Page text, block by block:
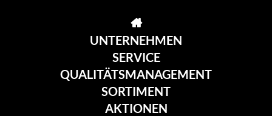
UNTERNEHMEN
SERVICE
QUALITÄTSMANAGEMENT
SORTIMENT
AKTIONEN